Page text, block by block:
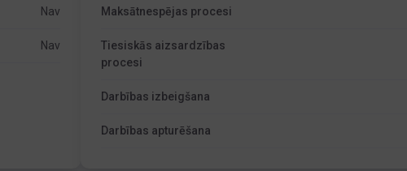
Nav
Nav
Maksātnespējas procesi
Tiesiskās aizsardzības
procesi
Darbības izbeigšana
Darbības apturēšana